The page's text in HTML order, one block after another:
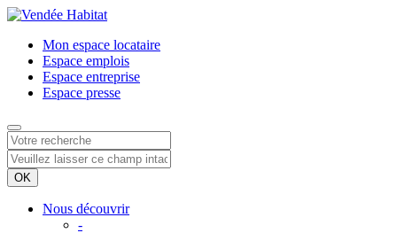
Mon espace locataire
Espace emplois
Espace entreprise
Espace presse
Nous découvrir
-